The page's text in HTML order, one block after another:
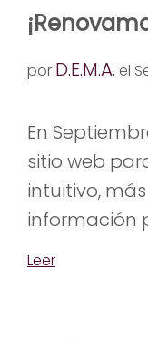
por D.E.M.A. el
En
sitio web
intuitivo,
información
Leer